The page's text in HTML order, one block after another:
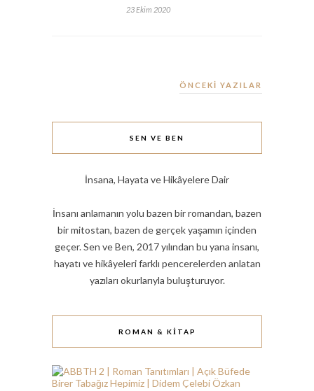
23 Ekim 2020
ÖNCEKİ YAZILAR
SEN VE BEN
İnsana, Hayata ve Hikâyelere Dair
İnsanı anlamanın yolu bazen bir romandan, bazen
bir mitostan, bazen de gerçek yaşamın içinden
geçer. Sen ve Ben, 2017 yılından bu yana insanı,
hayatı ve hikâyeleri farklı pencerelerden anlatan
yazıları okurlarıyla buluşturuyor.
ROMAN & KITAP